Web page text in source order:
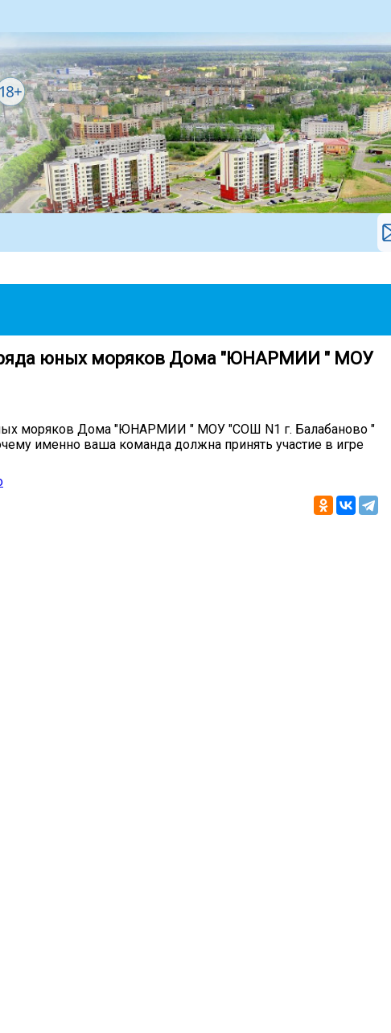
юных моряков Дома "ЮНАРМИИ " МОУ
моряков Дома "ЮНАРМИИ " МОУ "СОШ N1 г. Балабаново "
именно ваша команда должна принять участие в игре